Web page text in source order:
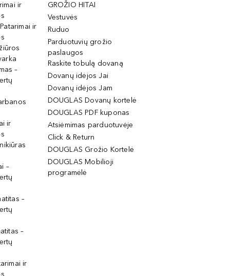
ir
ir
–
ir
–
–
–
ir
GROŽIO HITAI
Vestuvės
Ruduo
Parduotuvių grožio
paslaugos
Raskite tobulą dovaną
Dovanų idėjos Jai
Dovanų idėjos Jam
DOUGLAS Dovanų kortelė
DOUGLAS PDF kuponas
Atsiėmimas parduotuvėje
Click & Return
DOUGLAS Grožio Kortelė
DOUGLAS Mobilioji
programėlė